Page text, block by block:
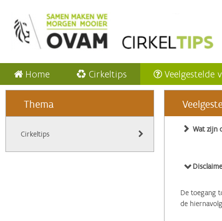
Home Cirkeltips Veelgestelde
Thema
Cirkeltips
Wat zijn
De toegang
de